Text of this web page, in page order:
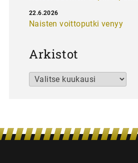
Naisten voittoputki venyy
22.6.2026
Arkistot
Arkistot